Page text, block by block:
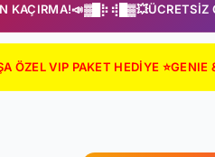
ÖZEL VIP PAKET HEDİYE